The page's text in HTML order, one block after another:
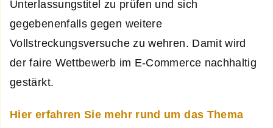
Unterlassungstitel zu prüfen und sich
gegebenenfalls gegen weitere
Vollstreckungsversuche zu wehren. Damit wird
der faire Wettbewerb im E-Commerce nachhaltig
gestärkt.
Hier erfahren Sie mehr rund um das Thema